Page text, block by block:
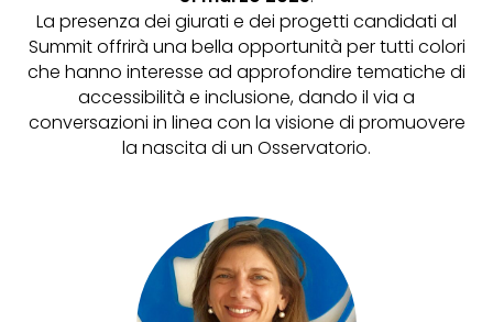
La presenza dei giurati e dei progetti candidati al
Summit offrirà una bella opportunità per tutti colori
che hanno interesse ad approfondire tematiche di
accessibilità e inclusione, dando il via a
conversazioni in linea con la visione di promuovere
la nascita di un Osservatorio.